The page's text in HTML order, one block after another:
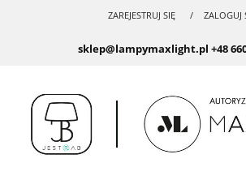
ZAREJESTRUJ SIĘ ZALOGUJ
sklep@lampymaxlight.pl +48